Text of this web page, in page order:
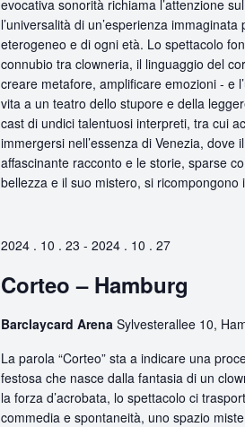
evocativa sonorità richiama l’attenzione
l’universalità di un’esperienza
eterogeneo e di ogni età. Lo spettacolo
connubio tra clowneria, il linguaggio del
creare metafore, amplificare emozioni - e
vita a un teatro dello stupore e della
cast di undici talentuosi interpreti, tra cui
immergersi nell’essenza di Venezia,
affascinante racconto e le storie, sparse
bellezza e il suo mistero, si ricompongono
2024 . 10 . 23 - 2024 . 10 . 27
Corteo – Hamburg
Barclaycard Arena Sylvesterallee 10,
La parola “Corteo” sta a indicare una
festosa che nasce dalla fantasia di un
la forza d’acrobata, lo spettacolo ci
commedia e spontaneità, uno spazio